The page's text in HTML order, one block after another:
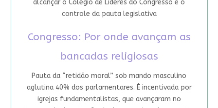
alcançar o Colégio de Líderes do Congresso e o
controle da pauta legislativa
Congresso: Por onde avançam as
bancadas religiosas
Pauta da “retidão moral” sob mando masculino
aglutina 40% dos parlamentares. É incentivada por
igrejas fundamentalistas, que avançaram no